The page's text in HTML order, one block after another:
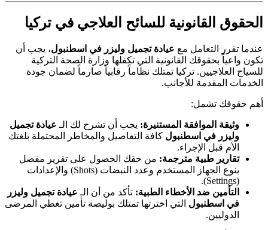
الحقوق القانونية للسائح العلاجي في تركيا
عندما تقرر التعامل مع عيادة تجميل وليزر في اسطنبول، يجب أن
تكون واعياً بحقوقك القانونية التي تكفلها وزارة الصحة التركية
للسياح العلاجيين. تركيا تمتلك نظاماً رقابياً صارماً لضمان جودة
الخدمات المقدمة للأجانب.
أهم حقوقك تشمل:
وثيقة الموافقة المستنيرة: يجب أن تشرح لك الـ عيادة تجميل
وليزر في اسطنبول كافة التفاصيل والمخاطر المحتملة بلغتك
الأم قبل الإجراء.
تقارير طبية مترجمة: من حقك الحصول على تقرير مفصل
بنوع الجهاز المستخدم وعدد النبضات (Shots) والإعدادات
(Settings).
التأمين ضد الأخطاء الطبية: تأكد من أن الـ عيادة تجميل وليزر
في اسطنبول التي اخترتها تمتلك بوليصة تأمين تغطي المرضى
الدوليين.